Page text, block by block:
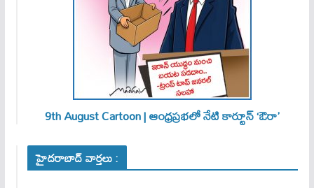
9th August Cartoon | ఆంధ్రప్రభలో నేటి కార్టూన్ ‘ఔరా’
హైదరాబాద్ వార్తలు :